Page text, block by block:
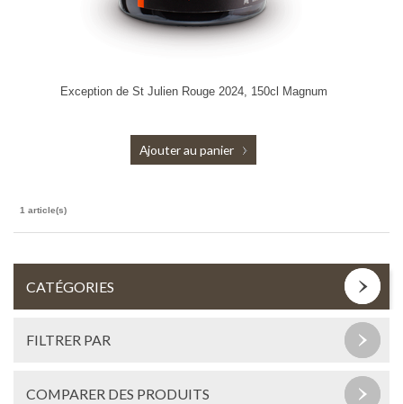
Exception de St Julien Rouge 2024, 150cl Magnum
Ajouter au panier
1 article(s)
CATÉGORIES
FILTRER PAR
COMPARER DES PRODUITS